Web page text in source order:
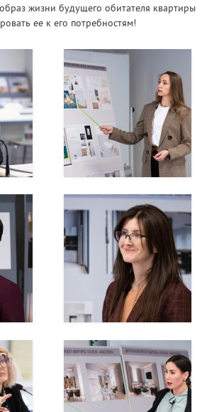
жизни будущего обитателя квартиры
ее к его потребностям!